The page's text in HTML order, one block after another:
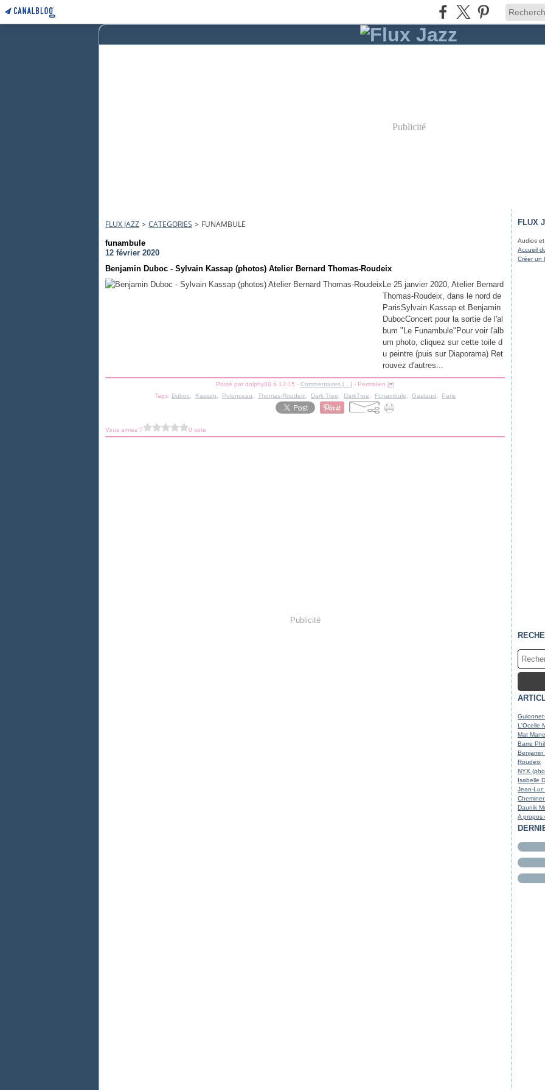
Publicité
FLUX JAZZ > CATEGORIES > FUNAMBULE
funambule
12 février 2020
Benjamin Duboc - Sylvain Kassap (photos) Atelier Bernard Thomas-Roudeix
Le 25 janvier 2020, Atelier Bernard
Thomas-Roudeix, dans le nord de
ParisSylvain Kassap et Benjamin
DubocConcert pour la sortie de l'al
bum "Le Funambule"Pour voir l'alb
um photo, cliquez sur cette toile d
u peintre (puis sur Diaporama) Ret
rouvez d'autres...
Posté par dolphy00 à 13:15 - Commentaires [… ] - Permalien [#]
Tags: Duboc Kassap Polonceau Thomas-Roudeix Dark Tree DarkTree Funambule Gastaud Paris
Vous aimez ? 0 vote
Publicité
FLUX
Audios
Accueil
Créer un
L'Ocelle
Mat
Barre
Roudeix
NYX
Isabelle
Jean-
Daunik
A propos